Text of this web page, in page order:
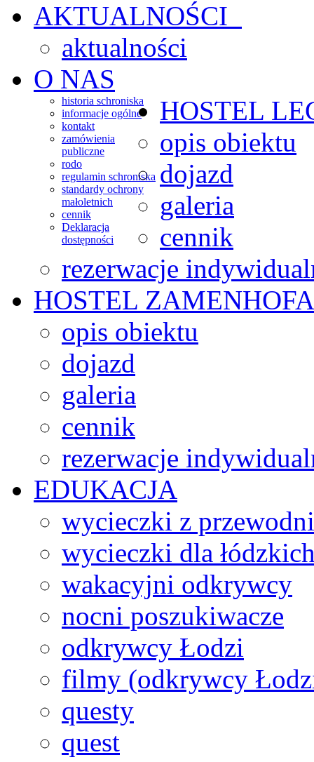
AKTUALNOŚCI
aktualności
O NAS
historia schroniska
informacje ogólne
kontakt
zamówienia
publiczne
rodo
regulamin schroniska
standardy ochrony
małoletnich
cennik
Deklaracja
dostępności
HOSTEL
opis obiektu
dojazd
galeria
cennik
rezerwacje
HOSTEL
opis obiektu
dojazd
galeria
cennik
rezerwacje
EDUKACJA
wycieczki z
wycieczki dla
wakacyjni odkrywcy
nocni poszukiwacze
odkrywcy Łodzi
filmy (odkrywcy
questy
quest